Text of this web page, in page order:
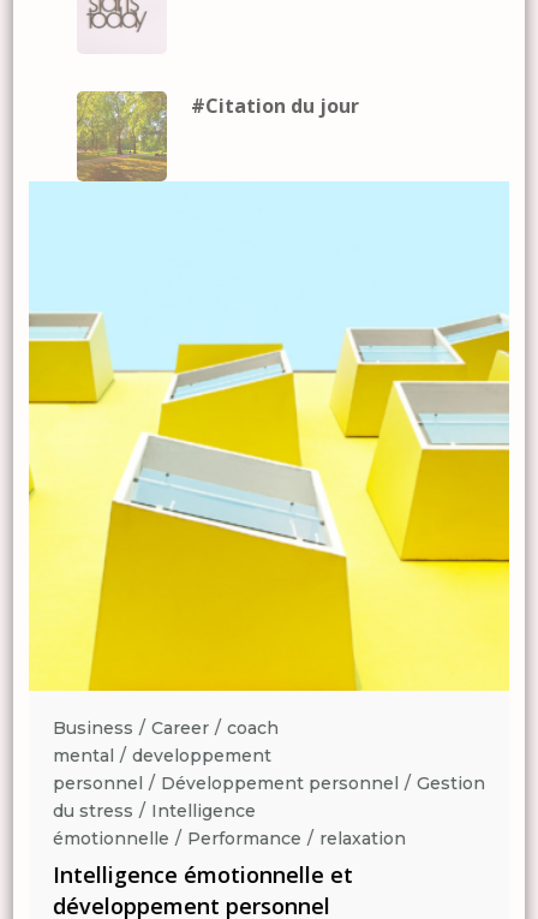
#Citation du jour
Business Career
coach
mental
developpement
personnel
Développement personnel
Gestion
du stress
Intelligence
émotionnelle
Performance relaxation
Intelligence émotionnelle et
développement personnel